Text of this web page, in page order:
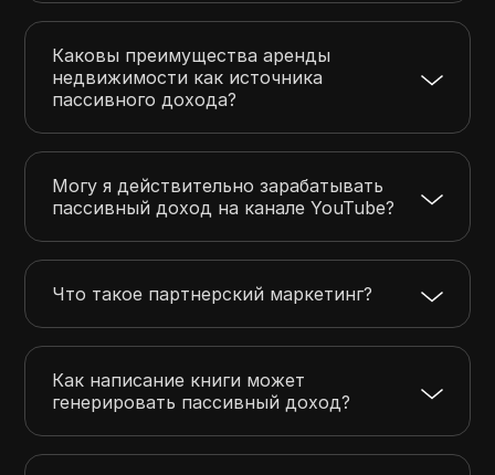
Каковы преимущества аренды
недвижимости как источника
пассивного дохода?
Могу я действительно зарабатывать
пассивный доход на канале YouTube?
Что такое партнерский маркетинг?
Как написание книги может
генерировать пассивный доход?